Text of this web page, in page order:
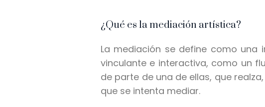
¿Qué es la mediación artística?
La mediación se define como una
vinculante e interactiva, como un
de parte de una de ellas, que
que se intenta mediar.